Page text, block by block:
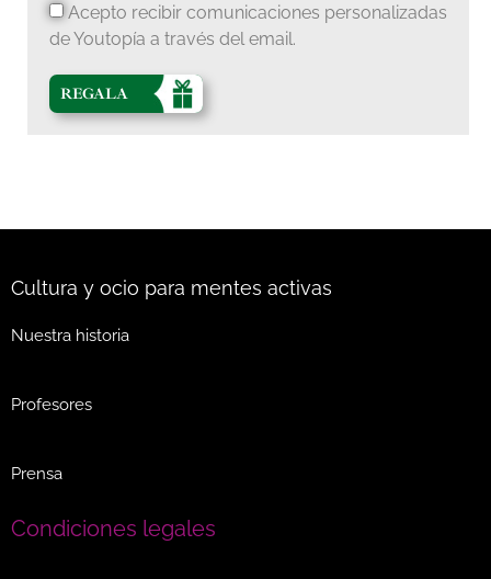
Acepto recibir comunicaciones personalizadas
de Youtopía a través del email.
REGALA
Cultura y ocio para mentes activas
Nuestra historia
Profesores
Prensa
Condiciones legales